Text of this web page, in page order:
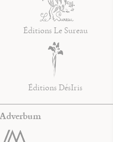
Éditions Le Sureau
Éditions DésIris